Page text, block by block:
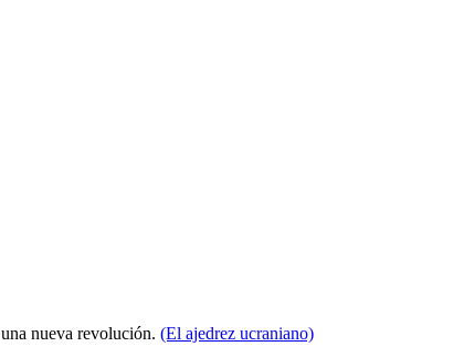
nueva revolución. (El ajedrez ucraniano)